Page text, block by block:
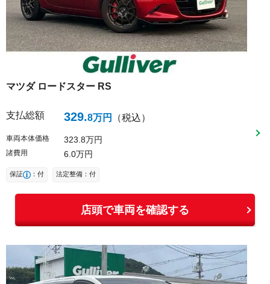
マツダ ロードスター RS
支払総額 329.8万円 （税込）
車両本体価格 323 8万円
諸費用 6 0万円
保証 ：付 法定整備：付
店頭で車両を確認する